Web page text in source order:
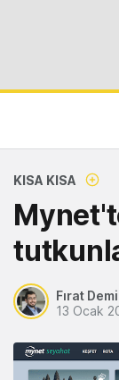
KISA KISA
Fırat
13 Ocak